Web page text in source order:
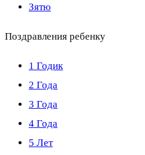
Зятю
Поздравления ребенку
1 Годик
2 Года
3 Года
4 Года
5 Лет